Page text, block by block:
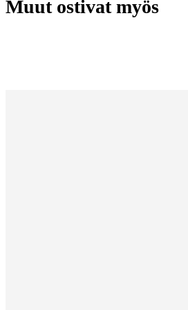
Muut ostivat myös